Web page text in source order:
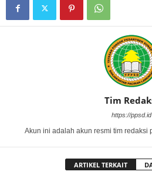
Tim
https://ppsd.id
Akun ini adalah akun resmi tim redaksi
ARTIKEL TERKAIT